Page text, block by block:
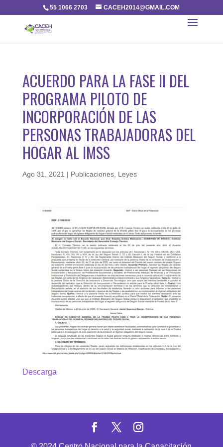
55 1066 2703 CACEH2014@GMAIL.COM
ACUERDO PARA LA FASE II DEL
PROGRAMA PILOTO DE
INCORPORACIÓN DE LAS
PERSONAS TRABAJADORAS DEL
HOGAR AL IMSS
Ago 31, 2021 | Publicaciones, Leyes
Descarga